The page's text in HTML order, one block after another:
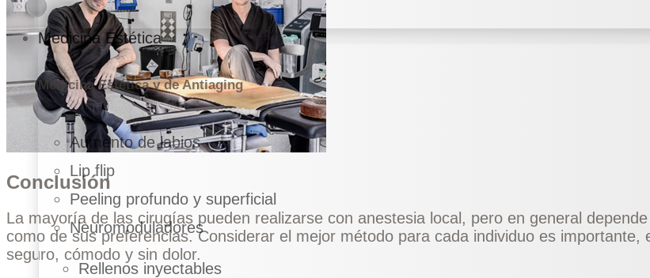
Medicina Estética
Medicina Estética y de Antiaging
Aumento de labios
Lip flip
Peeling profundo y superficial
Neuromoduladores
Rellenos inyectables
Conclusión
La mayoría de las cirugías pueden realizarse con anestesia local, pero en general
como de sus preferencias. Considerar el mejor método para cada individuo es importante,
seguro, cómodo y sin dolor.